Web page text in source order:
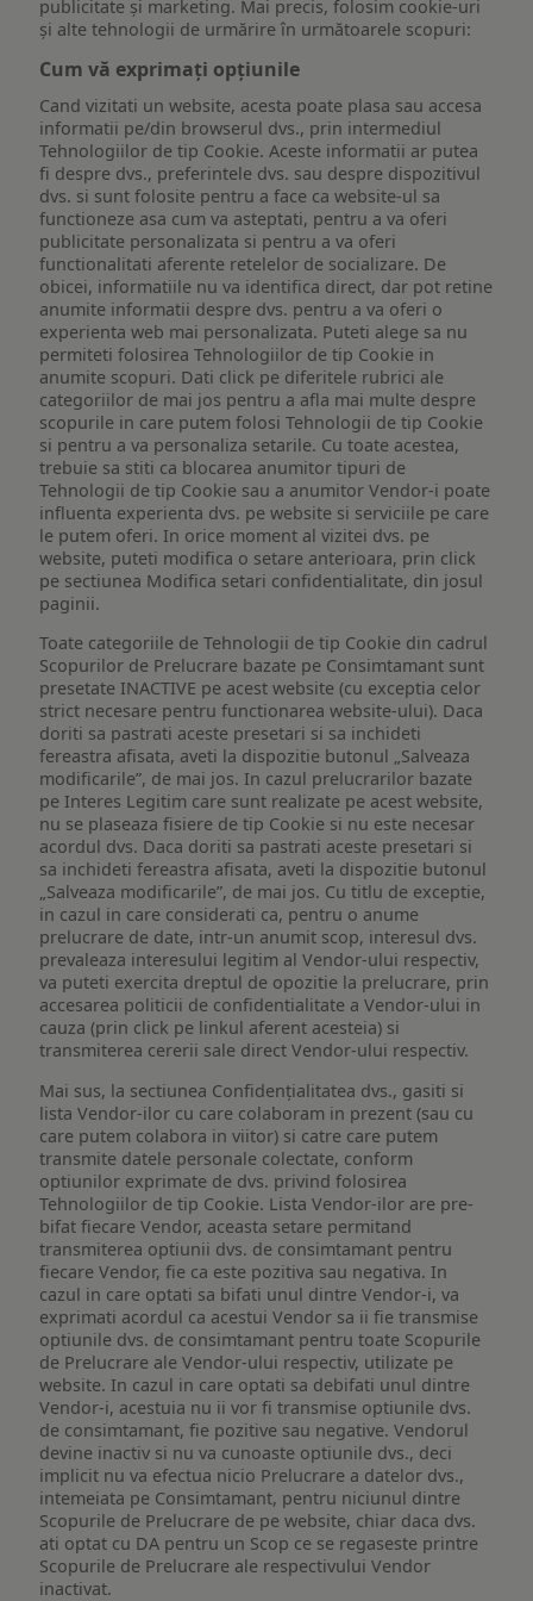
publicitate și marketing. Mai precis, folosim cookie-uri
și alte tehnologii de urmărire în următoarele scopuri:
Cum vă exprimați opțiunile
Cand vizitati un website, acesta poate plasa sau accesa
informatii pe/din browserul dvs., prin intermediul
Tehnologiilor de tip Cookie. Aceste informatii ar putea
fi despre dvs., preferintele dvs. sau despre dispozitivul
dvs. si sunt folosite pentru a face ca website-ul sa
functioneze asa cum va asteptati, pentru a va oferi
publicitate personalizata si pentru a va oferi
functionalitati aferente retelelor de socializare. De
obicei, informatiile nu va identifica direct, dar pot retine
anumite informatii despre dvs. pentru a va oferi o
experienta web mai personalizata. Puteti alege sa nu
permiteti folosirea Tehnologiilor de tip Cookie in
anumite scopuri. Dati click pe diferitele rubrici ale
categoriilor de mai jos pentru a afla mai multe despre
scopurile in care putem folosi Tehnologii de tip Cookie
si pentru a va personaliza setarile. Cu toate acestea,
trebuie sa stiti ca blocarea anumitor tipuri de
Tehnologii de tip Cookie sau a anumitor Vendor-i poate
influenta experienta dvs. pe website si serviciile pe care
le putem oferi. In orice moment al vizitei dvs. pe
website, puteti modifica o setare anterioara, prin click
pe sectiunea Modifica setari confidentialitate, din josul
paginii.
Toate categoriile de Tehnologii de tip Cookie din cadrul
Scopurilor de Prelucrare bazate pe Consimtamant sunt
presetate INACTIVE pe acest website (cu exceptia celor
strict necesare pentru functionarea website-ului). Daca
doriti sa pastrati aceste presetari si sa inchideti
fereastra afisata, aveti la dispozitie butonul „Salveaza
modificarile”, de mai jos. In cazul prelucrarilor bazate
pe Interes Legitim care sunt realizate pe acest website,
nu se plaseaza fisiere de tip Cookie si nu este necesar
acordul dvs. Daca doriti sa pastrati aceste presetari si
sa inchideti fereastra afisata, aveti la dispozitie butonul
„Salveaza modificarile”, de mai jos. Cu titlu de exceptie,
in cazul in care considerati ca, pentru o anume
prelucrare de date, intr-un anumit scop, interesul dvs.
prevaleaza interesului legitim al Vendor-ului respectiv,
va puteti exercita dreptul de opozitie la prelucrare, prin
accesarea politicii de confidentialitate a Vendor-ului in
cauza (prin click pe linkul aferent acesteia) si
transmiterea cererii sale direct Vendor-ului respectiv.
Mai sus, la sectiunea Confidențialitatea dvs., gasiti si
lista Vendor-ilor cu care colaboram in prezent (sau cu
care putem colabora in viitor) si catre care putem
transmite datele personale colectate, conform
optiunilor exprimate de dvs. privind folosirea
Tehnologiilor de tip Cookie. Lista Vendor-ilor are pre-
bifat fiecare Vendor, aceasta setare permitand
transmiterea optiunii dvs. de consimtamant pentru
fiecare Vendor, fie ca este pozitiva sau negativa. In
cazul in care optati sa bifati unul dintre Vendor-i, va
exprimati acordul ca acestui Vendor sa ii fie transmise
optiunile dvs. de consimtamant pentru toate Scopurile
de Prelucrare ale Vendor-ului respectiv, utilizate pe
website. In cazul in care optati sa debifati unul dintre
Vendor-i, acestuia nu ii vor fi transmise optiunile dvs.
de consimtamant, fie pozitive sau negative. Vendorul
devine inactiv si nu va cunoaste optiunile dvs., deci
implicit nu va efectua nicio Prelucrare a datelor dvs.,
intemeiata pe Consimtamant, pentru niciunul dintre
Scopurile de Prelucrare de pe website, chiar daca dvs.
ati optat cu DA pentru un Scop ce se regaseste printre
Scopurile de Prelucrare ale respectivului Vendor
inactivat.